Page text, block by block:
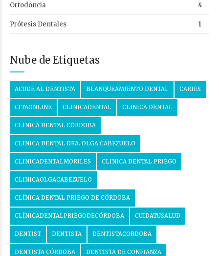
Ortodoncia 4
Prótesis Dentales 1
Nube de Etiquetas
ACUDE AL DENTISTA BLANQUEAMIENTO DENTAL CARIES
CITAONLINE CLINICADENTAL CLINICA DENTAL
CLINICA DENTAL CÓRDOBA
CLINICA DENTAL DRA. OLGA CABEZUELO
CLINICADENTALMORILES CLINICA DENTAL PRIEGO
CLINICAOLGACABEZUELO
CLÍNICA DENTAL PRIEGO DE CÓRDOBA
CLÍNICADENTALPRIEGODECÓRDOBA CUIDATUSALUD
DENTIST DENTISTA DENTISTACORDOBA
DENTISTA CÓRDOBA DENTISTA DE CONFIANZA